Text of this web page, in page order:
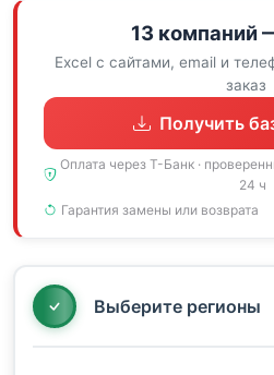
13 компаний
Excel с сайтами, email и
заказ
Получить
Оплата через Т-Банк ·
24 ч
Гарантия замены или возврата
Выберите регионы